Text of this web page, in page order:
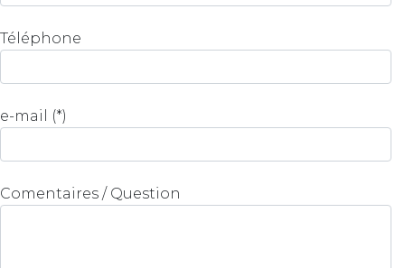
Téléphone
e-mail (*)
Comentaires / Question